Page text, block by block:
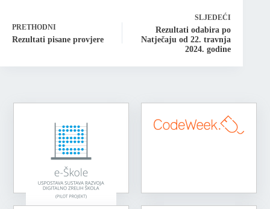
PRETHODNI
Rezultati pisane provjere
SLJEDEĆI
Rezultati odabira po
Natječaju od 22. travnja
2024. godine